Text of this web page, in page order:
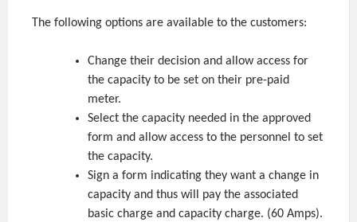
The following options are available to the customers:
Change their decision and allow access for
the capacity to be set on their pre-paid
meter.
Select the capacity needed in the approved
form and allow access to the personnel to set
the capacity.
Sign a form indicating they want a change in
capacity and thus will pay the associated
basic charge and capacity charge. (60 Amps).